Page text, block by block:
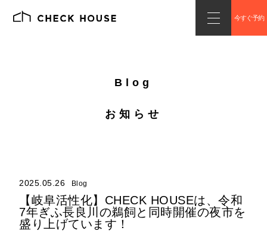
今すぐ予約
Blog
お知らせ
2025.05.26 Blog
【岐阜活性化】CHECK HOUSEは、令和
7年ぎふ長良川の鵜飼と同時開催の夜市を
盛り上げています！